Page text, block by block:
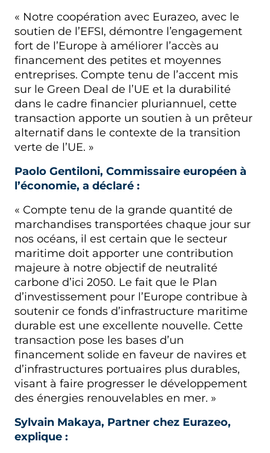
« Notre coopération avec Eurazeo, avec le
soutien de l’EFSI, démontre l’engagement
fort de l’Europe à améliorer l’accès au
financement des petites et moyennes
entreprises. Compte tenu de l’accent mis
sur le Green Deal de l’UE et la durabilité
dans le cadre financier pluriannuel, cette
transaction apporte un soutien à un prêteur
alternatif dans le contexte de la transition
verte de l’UE. »
Paolo Gentiloni, Commissaire européen à
l’économie, a déclaré :
« Compte tenu de la grande quantité de
marchandises transportées chaque jour sur
nos océans, il est certain que le secteur
maritime doit apporter une contribution
majeure à notre objectif de neutralité
carbone d’ici 2050. Le fait que le Plan
d’investissement pour l’Europe contribue à
soutenir ce fonds d’infrastructure maritime
durable est une excellente nouvelle. Cette
transaction pose les bases d’un
financement solide en faveur de navires et
d’infrastructures portuaires plus durables,
visant à faire progresser le développement
des énergies renouvelables en mer. »
Sylvain Makaya, Partner chez Eurazeo,
explique :